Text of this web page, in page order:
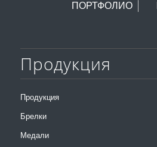
ПОРТФОЛИО
Продукция
Продукция
Брелки
Медали